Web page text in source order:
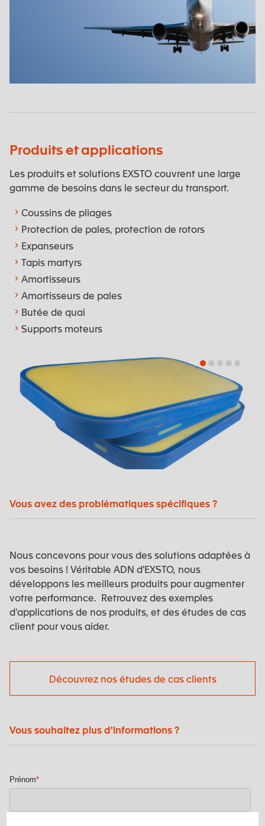
Produits et applications
Les produits et solutions EXSTO couvrent une large
gamme de besoins dans le secteur du transport.
Coussins de pliages
Protection de pales, protection de rotors
Expanseurs
Tapis martyrs
Amortisseurs
Amortisseurs de pales
Butée de quai
Supports moteurs
Vous avez des problématiques spécifiques ?
Nous concevons pour vous des solutions adaptées à
vos besoins ! Véritable ADN d'EXSTO, nous
développons les meilleurs produits pour augmenter
votre performance. Retrouvez des exemples
d'applications de nos produits, et des études de cas
client pour vous aider.
Découvrez nos études de cas clients
Vous souhaitez plus d'informations ?